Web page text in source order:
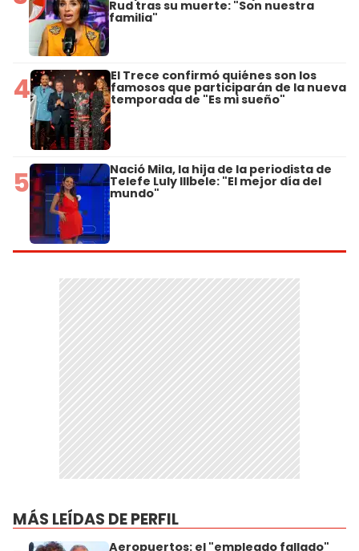
Rud tras su muerte: "Son nuestra
familia"
4 El Trece confirmó quiénes son los
famosos que participarán de la nueva
temporada de "Es mi sueño"
5 Nació Mila, la hija de la periodista de
Telefe Luly Illbele: "El mejor día del
mundo"
MÁS LEÍDAS DE PERFIL
Aeropuertos: el "empleado fallado"